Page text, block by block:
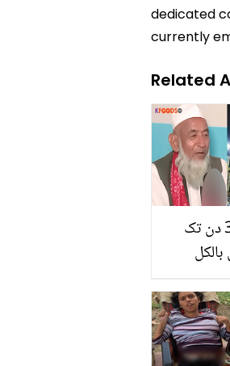
dedicated
currently
Related
میں نے کعبہ کو 3 دن تک
کا حج
والے
کیا